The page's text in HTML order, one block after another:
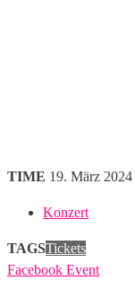
TIME 19. März 2024
Konzert
TAGSTickets
Facebook Event